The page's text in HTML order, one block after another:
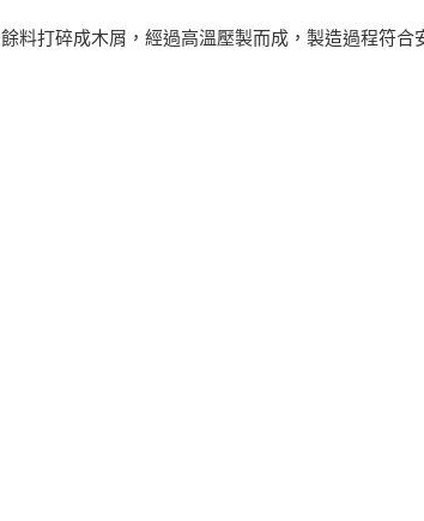
料打碎成木屑，經過高溫壓製而成，製造過程符合